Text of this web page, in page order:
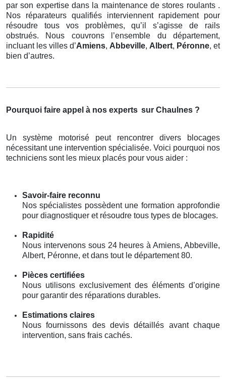
par son expertise dans la maintenance de stores roulants .
Nos réparateurs qualifiés interviennent rapidement pour
résoudre tous vos problèmes, qu’il s’agisse de rails
obstrués. Nous couvrons l’ensemble du département,
incluant les villes d’Amiens, Abbeville, Albert, Péronne, et
bien d’autres.
Pourquoi faire appel à nos experts sur Chaulnes ?
Un système motorisé peut rencontrer divers blocages
nécessitant une intervention spécialisée. Voici pourquoi nos
techniciens sont les mieux placés pour vous aider :
Savoir-faire reconnu
Nos spécialistes possèdent une formation approfondie
pour diagnostiquer et résoudre tous types de blocages.
Rapidité
Nous intervenons sous 24 heures à Amiens, Abbeville,
Albert, Péronne, et dans tout le département 80.
Pièces certifiées
Nous utilisons exclusivement des éléments d’origine
pour garantir des réparations durables.
Estimations claires
Nous fournissons des devis détaillés avant chaque
intervention, sans frais cachés.